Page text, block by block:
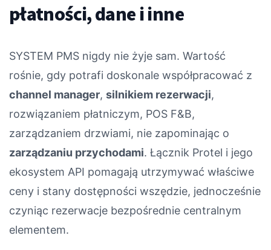
płatności, dane i inne
SYSTEM PMS nigdy nie żyje sam. Wartość
rośnie, gdy potrafi doskonale współpracować z
channel manager, silnikiem rezerwacji,
rozwiązaniem płatniczym, POS F&B,
zarządzaniem drzwiami, nie zapominając o
zarządzaniu przychodami. Łącznik Protel i jego
ekosystem API pomagają utrzymywać właściwe
ceny i stany dostępności wszędzie, jednocześnie
czyniąc rezerwacje bezpośrednie centralnym
elementem.